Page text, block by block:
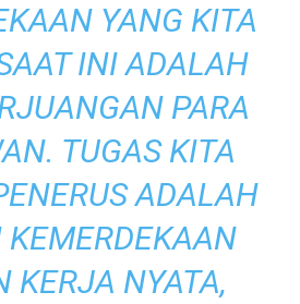
YANG KITA
INI ADALAH
PARA
TUGAS KITA
ADALAH
KERJA NYATA,